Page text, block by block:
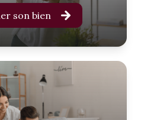
son bien